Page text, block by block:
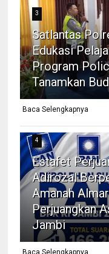
3
Satlantas
Edukasi
Program
Tanamkan
Baca Selengkapnya
4
Estafet
Adirozal
Amanah
Perjuangkan
Jambi
Baca Selengkapnya